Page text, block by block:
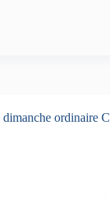
ordinaire C